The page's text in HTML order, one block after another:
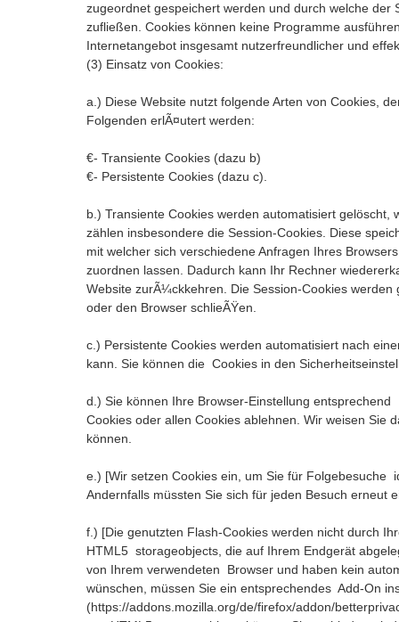
zugeordnet gespeichert werden und durch welche
zufließen. Cookies können keine Programme
Internetangebot insgesamt nutzerfreundlicher und
(3) Einsatz von Cookies:
a.) Diese Website nutzt folgende Arten von Cookies,
Folgenden erlÃ¤utert werden:
€- Transiente Cookies (dazu b)
€- Persistente Cookies (dazu c).
b.) Transiente Cookies werden automatisiert gelöscht,
zählen insbesondere die Session-Cookies. Diese
mit welcher sich verschiedene Anfragen Ihres
zuordnen lassen. Dadurch kann Ihr Rechner
Website zurÃ¼ckkehren. Die Session-Cookies werden
oder den Browser schlieÃŸen.
c.) Persistente Cookies werden automatisiert nach
kann. Sie können die Cookies in den
d.) Sie können Ihre Browser-Einstellung
Cookies oder allen Cookies ablehnen. Wir weisen
können.
e.) [Wir setzen Cookies ein, um Sie für Folgebesuche
Andernfalls müssten Sie sich für jeden Besuch erneut
f.) [Die genutzten Flash-Cookies werden nicht durch
HTML5 storageobjects, die auf Ihrem Endgerät
von Ihrem verwendeten Browser und haben kein
wünschen, müssen Sie ein entsprechendes Add-On
(https://addons.mozilla.org/de/firefox/addon/